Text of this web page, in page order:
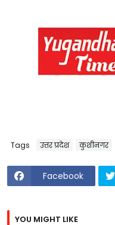
Tags उत्तर प्रदेश कुशीनगर
Facebook
YOU MIGHT LIKE